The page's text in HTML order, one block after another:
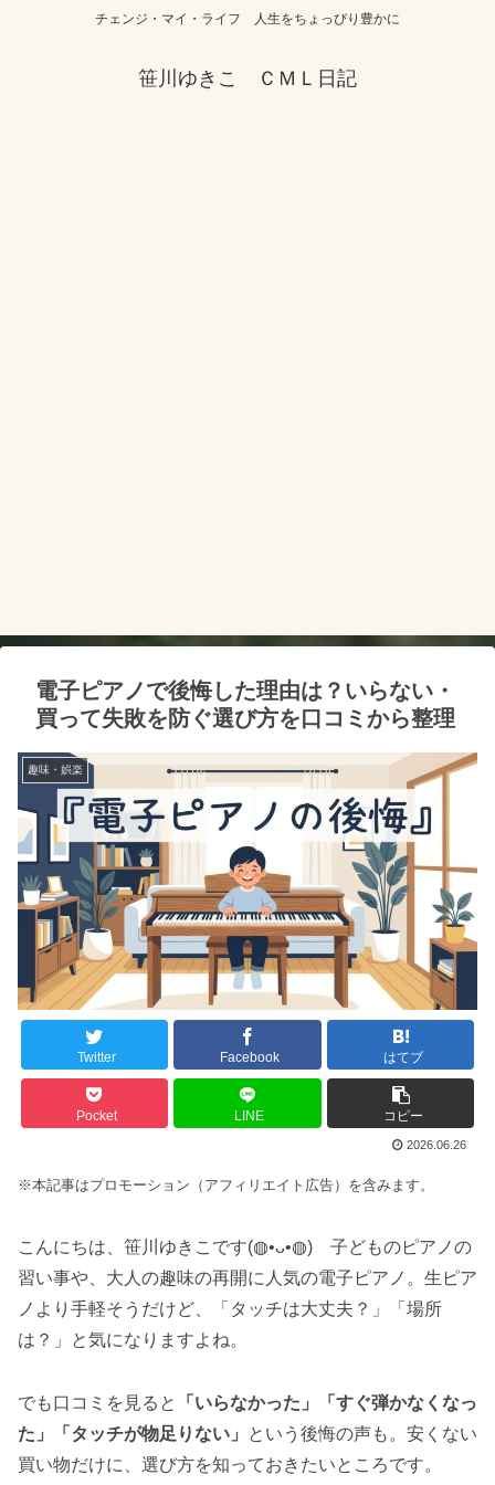
チェンジ・マイ・ライフ 人生をちょっぴり豊かに
笹川ゆきこ ＣＭＬ日記
電子ピアノで後悔した理由は？いらない・
買って失敗を防ぐ選び方を口コミから整理
趣味・娯楽
Twitter Facebook はてブ
Pocket LINE コピー
2026.06.26
※本記事はプロモーション（アフィリエイト広告）を含みます。
こんにちは、笹川ゆきこです(◍•ᴗ•◍) 子どものピアノの
習い事や、大人の趣味の再開に人気の電子ピアノ。生ピア
ノより手軽そうだけど、「タッチは大丈夫？」「場所
は？」と気になりますよね。
でも口コミを見ると
「いらなかった」「すぐ弾かなくなっ
た」「タッチが物足りない」
という後悔の声も。安くない
買い物だけに、選び方を知っておきたいところです。